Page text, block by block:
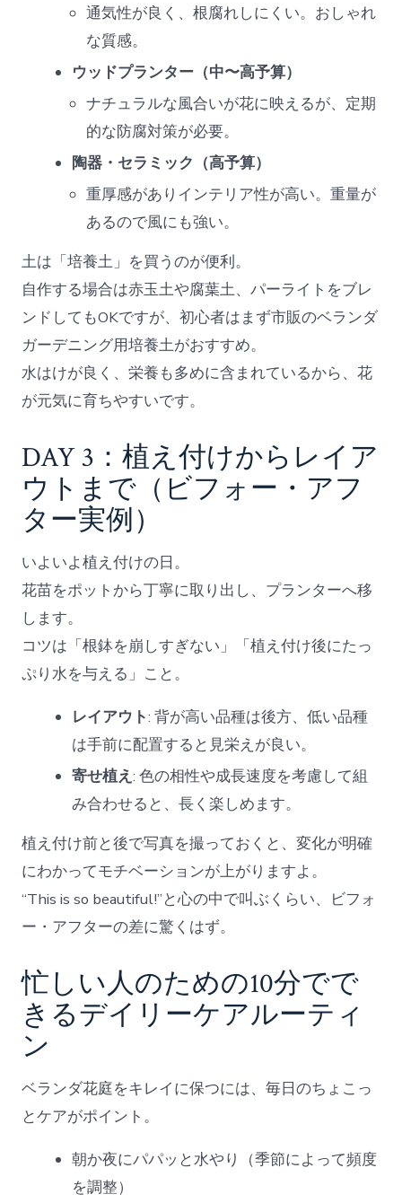
通気性が良く、根腐れしにくい。おしゃれ
な質感。
ウッドプランター（中〜高予算）
ナチュラルな風合いが花に映えるが、定期
的な防腐対策が必要。
陶器・セラミック（高予算）
重厚感がありインテリア性が高い。重量が
あるので風にも強い。
土は「培養土」を買うのが便利。
自作する場合は赤玉土や腐葉土、パーライトをブレ
ンドしてもOKですが、初心者はまず市販のベランダ
ガーデニング用培養土がおすすめ。
水はけが良く、栄養も多めに含まれているから、花
が元気に育ちやすいです。
DAY 3：植え付けからレイア
ウトまで（ビフォー・アフ
ター実例）
いよいよ植え付けの日。
花苗をポットから丁寧に取り出し、プランターへ移
します。
コツは「根鉢を崩しすぎない」「植え付け後にたっ
ぷり水を与える」こと。
レイアウト: 背が高い品種は後方、低い品種
は手前に配置すると見栄えが良い。
寄せ植え: 色の相性や成長速度を考慮して組
み合わせると、長く楽しめます。
植え付け前と後で写真を撮っておくと、変化が明確
にわかってモチベーションが上がりますよ。
“This is so beautiful!”と心の中で叫ぶくらい、ビフォ
ー・アフターの差に驚くはず。
忙しい人のための10分でで
きるデイリーケアルーティ
ン
ベランダ花庭をキレイに保つには、毎日のちょこっ
とケアがポイント。
朝か夜にパパッと水やり（季節によって頻度
を調整）